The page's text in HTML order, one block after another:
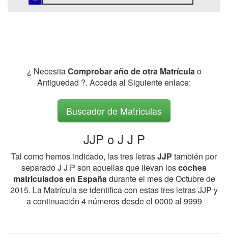
¿ NecesitaComprobar año de otra Matrículao
Antiguedad ?. Acceda al Siguiente enlace:
Buscador de Matriculas
JJP o J J P
Tal como hemos indicado, las tres letrasJJP también por
separado J J P son aquellas que llevan loscoches
matriculados en Españadurante el mes de Octubre de
2015. La Matrícula se identifica con estas tres letras JJP y
a continuación 4 números desde el 0000 al 9999